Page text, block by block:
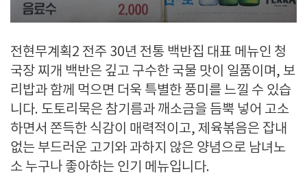
전현무계획2 전주 30년 전통 백반집 대표 메뉴인 청
국장 찌개 백반은 깊고 구수한 국물 맛이 일품이며, 보
리밥과 함께 먹으면 더욱 특별한 풍미를 느낄 수 있습
니다. 도토리묵은 참기름과 깨소금을 듬뿍 넣어 고소
하면서 쫀득한 식감이 매력적이고, 제육볶음은 잡내
없는 부드러운 고기와 과하지 않은 양념으로 남녀노
소 누구나 좋아하는 인기 메뉴입니다.